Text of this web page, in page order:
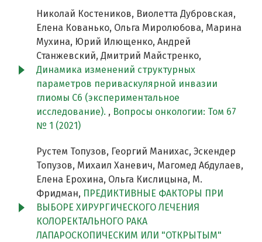
Николай Костеников, Виолетта Дубровская,
Елена Кованько, Ольга Миролюбова, Марина
Мухина, Юрий Илющенко, Андрей
Станжевский, Дмитрий Майстренко,
Динамика изменений структурных
параметров периваскулярной инвазии
глиомы С6 (экспериментальное
исследование). , Вопросы онкологии: Том 67
№ 1 (2021)
Рустем Топузов, Георгий Манихас, Эскендер
Топузов, Михаил Ханевич, Магомед Абдулаев,
Елена Ерохина, Ольга Кислицына, М.
Фридман, ПРЕДИКТИВНЫЕ ФАКТОРЫ ПРИ
ВЫБОРЕ ХИРУРГИЧЕСКОГО ЛЕЧЕНИЯ
КОЛОРЕКТАЛЬНОГО РАКА
ЛАПАРОСКОПИЧЕСКИМ ИЛИ "ОТКРЫТЫМ"